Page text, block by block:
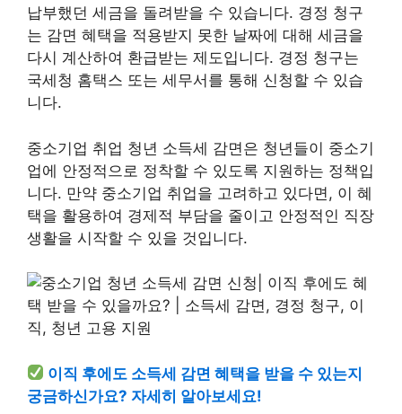
납부했던 세금을 돌려받을 수 있습니다. 경정 청구
는 감면 혜택을 적용받지 못한 날짜에 대해 세금을
다시 계산하여 환급받는 제도입니다. 경정 청구는
국세청 홈택스 또는 세무서를 통해 신청할 수 있습
니다.
중소기업 취업 청년 소득세 감면은 청년들이 중소기
업에 안정적으로 정착할 수 있도록 지원하는 정책입
니다. 만약 중소기업 취업을 고려하고 있다면, 이 혜
택을 활용하여 경제적 부담을 줄이고 안정적인 직장
생활을 시작할 수 있을 것입니다.
이직 후에도 소득세 감면 혜택을 받을 수 있는지
궁금하신가요? 자세히 알아보세요!